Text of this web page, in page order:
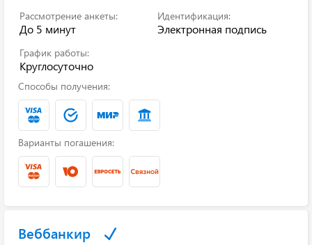
Рассмотрение анкеты:
До 5 минут
Идентификация:
Электронная подпись
График работы:
Круглосуточно
Способы получения:
Варианты погашения:
Веббанкир